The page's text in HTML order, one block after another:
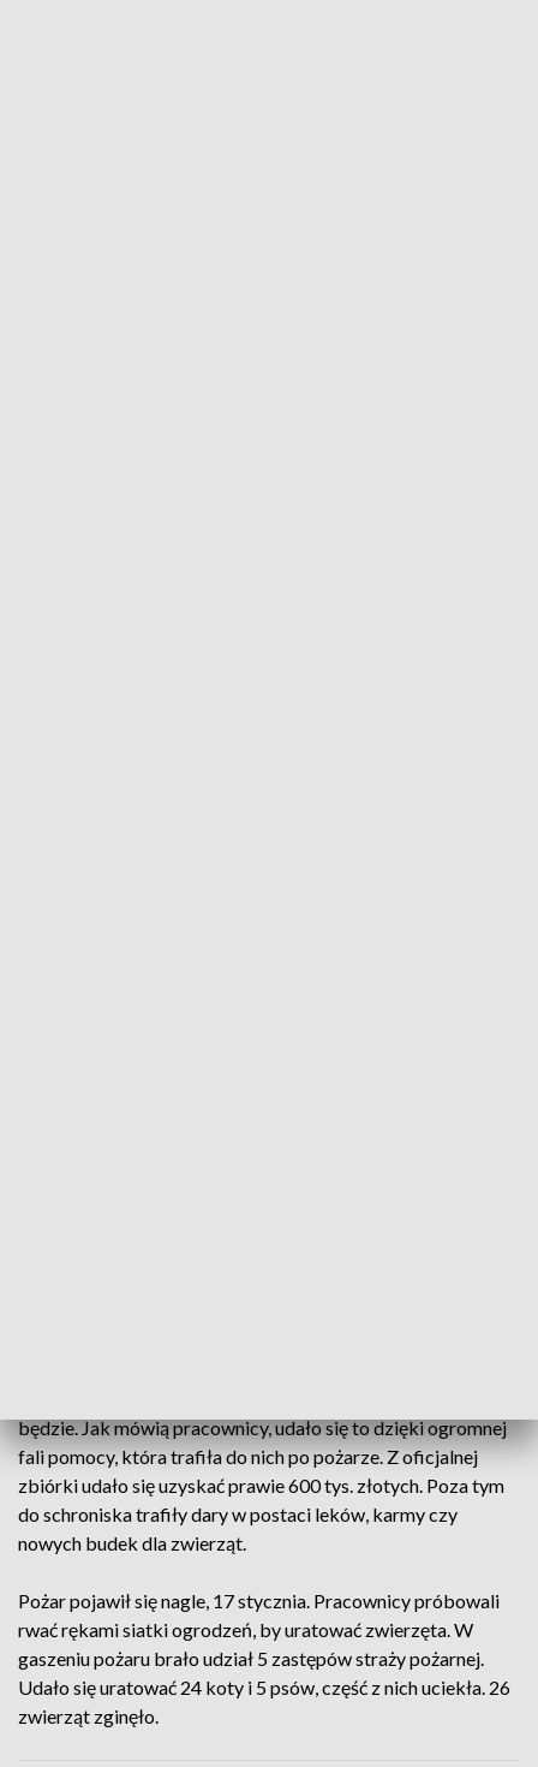
będzie. Jak mówią pracownicy, udało się to dzięki ogromnej
fali pomocy, która trafiła do nich po pożarze. Z oficjalnej
zbiórki udało się uzyskać prawie 600 tys. złotych. Poza tym
do schroniska trafiły dary w postaci leków, karmy czy
nowych budek dla zwierząt.
Pożar pojawił się nagle, 17 stycznia. Pracownicy próbowali
rwać rękami siatki ogrodzeń, by uratować zwierzęta. W
gaszeniu pożaru brało udział 5 zastępów straży pożarnej.
Udało się uratować 24 koty i 5 psów, część z nich uciekła. 26
zwierząt zginęło.